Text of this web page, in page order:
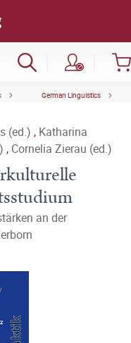
German Linguistics
(ed.) , Katharina
, Cornelia Zierau (ed.)
an der